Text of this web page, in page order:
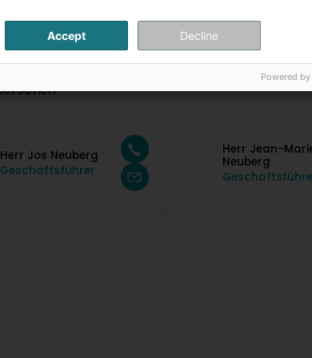
Herr Jos Neuberg
Geschäftsführer
Herr Jean-
Neuberg
Accept Decline
Powered by